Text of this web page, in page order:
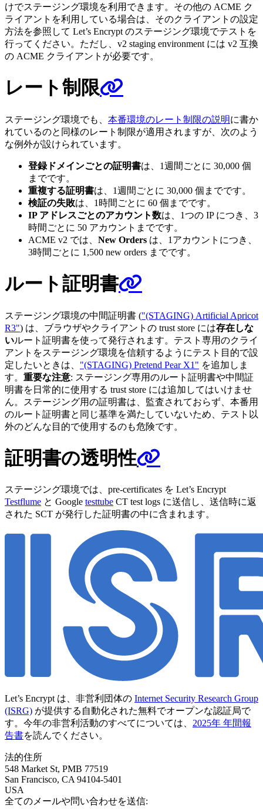
けでステージング環境を利用できます。その他の ACME ク
ライアントを利用している場合は、そのクライアントの設定
方法を参照して Let’s Encrypt のステージング環境でテストを
行ってください。ただし、v2 staging environment には v2 互換
の ACME クライアントが必要です。
レート制限
ステージング環境でも、 本番環境のレート制限の説明に書か
れているのと同様のレート制限が適用されますが、次のよう
な例外が設けられています。
登録ドメインごとの証明書は、1週間ごとに 30,000 個
までです。
重複する証明書は、1週間ごとに 30,000 個までです。
検証の失敗は、1時間ごとに 60 個までです。
IP アドレスごとのアカウント数は、1つの IP につき、3
時間ごとに 50 アカウントまでです。
ACME v2 では、 New Orders は、1アカウントにつき、
3時間ごとに 1,500 new orders までです。
ルート証明書
ステージング環境の中間証明書 ("(STAGING) Artificial Apricot
R3") は、ブラウザやクライアントの trust store には存在しな
いルート証明書を使って発行されます。テスト専用のクライ
アントをステージング環境を信頼するようにテスト目的で設
定したいときは、 "(STAGING) Pretend Pear X1" を追加しま
す。 重要な注意: ステージング専用のルート証明書や中間証
明書を日常的に使用する trust store には追加してはいけませ
ん。ステージング用の証明書は、監査されておらず、本番用
のルート証明書と同じ基準を満たしていないため、テスト以
外のどんな目的で使用するのも危険です。
証明書の透明性
ステージング環境では、pre-certificates を Let’s Encrypt
Testflume と Google testtube CT test logs に送信し、送信時に返
された SCT が発行した証明書の中に含まれます。
Let’s Encrypt は、非営利団体の Internet Security Research Group
(ISRG) が提供する自動化された無料でオープンな認証局で
す。今年の非営利活動のすべてについては、 2025年 年間報
告書を読んでください。
法的住所
548 Market St, PMB 77519
San Francisco, CA 94104-5401
USA
全てのメールや問い合わせを送信: